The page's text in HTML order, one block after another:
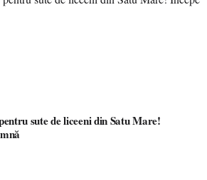
sute de liceeni din Satu Mare!